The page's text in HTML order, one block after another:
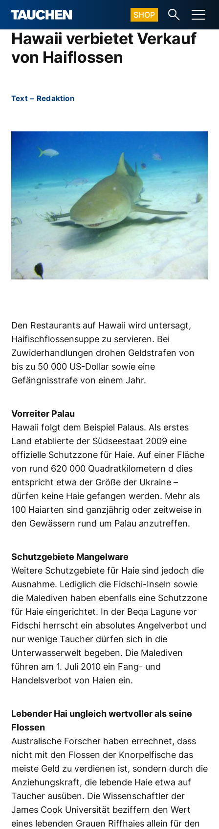
SHOP
Hawaii verbietet Verkauf
von Haiflossen
Text – Redaktion
Den Restaurants auf Hawaii wird untersagt,
Haifischflossensuppe zu servieren. Bei
Zuwiderhandlungen drohen Geldstrafen von
bis zu 50 000 US-Dollar sowie eine
Gefängnisstrafe von einem Jahr.
Vorreiter Palau
Hawaii folgt dem Beispiel Palaus. Als erstes
Land etablierte der Südseestaat 2009 eine
offizielle Schutzzone für Haie. Auf einer Fläche
von rund 620 000 Quadratkilometern d dies
entspricht etwa der Größe der Ukraine –
dürfen keine Haie gefangen werden. Mehr als
100 Haiarten sind ganzjährig oder zeitweise in
den Gewässern rund um Palau anzutreffen.
Schutzgebiete Mangelware
Weitere Schutzgebiete für Haie sind jedoch die
Ausnahme. Lediglich die Fidschi-Inseln sowie
die Malediven haben ebenfalls eine Schutzzone
für Haie eingerichtet. In der Beqa Lagune vor
Fidschi herrscht ein absolutes Angelverbot und
nur wenige Taucher dürfen sich in die
Unterwasserwelt begeben. Die Malediven
führen am 1. Juli 2010 ein Fang- und
Handelsverbot von Haien ein.
Lebender Hai ungleich wertvoller als seine
Flossen
Australische Forscher haben errechnet, dass
nicht mit den Flossen der Knorpelfische das
meiste Geld zu verdienen ist, sondern durch die
Anziehungskraft, die lebende Haie etwa auf
Taucher ausüben. Die Wissenschaftler der
James Cook Universität beziffern den Wert
eines lebenden Grauen Riffhaies allein für den